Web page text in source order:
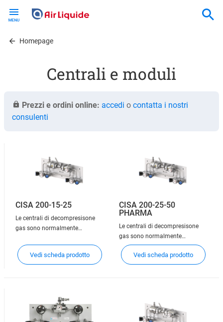
contentHomepage
Centrali e moduli
Prezzi e ordini online: accedi o contatta i nostri
consulenti
CISA 200-15-25
Le centrali di decompresisone
gas sono normalmente
principale di distribuzione del
gas e sono progettate per
consentono la connessione di
Vedi scheda prodotto
CISA 200-25-50
PHARMA
Le centrali di decompresisone
gas sono normalmente
installate a monte della linea
principale di distribuzione del
gas e sono progettate per
consentono la connessione di
Vedi scheda prodotto